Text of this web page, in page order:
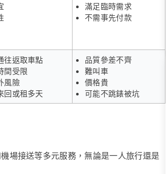
滿足臨時需求
不需事先付款
往返取車點
間受限
風險
回或租多天
品質參差不齊
難叫車
價格貴
可能不跳錶被坑
場接送等多元服務，無論是一人旅行還是